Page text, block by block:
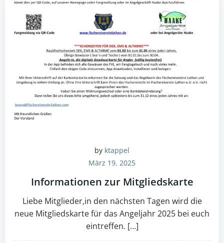
by ktappel
März 19, 2025
Informationen zur Mitgliedskarte
Liebe Mitglieder,in den nächsten Tagen wird die
neue Mitgliedskarte für das Angeljahr 2025 bei euch
eintreffen. […]